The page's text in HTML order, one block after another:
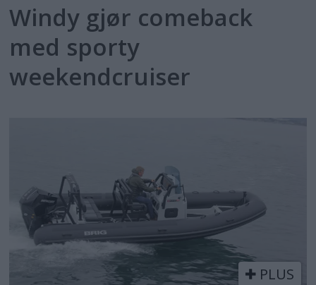
Windy gjør comeback
med sporty
weekendcruiser
PLUS